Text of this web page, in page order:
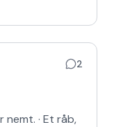
2
· Et råb,